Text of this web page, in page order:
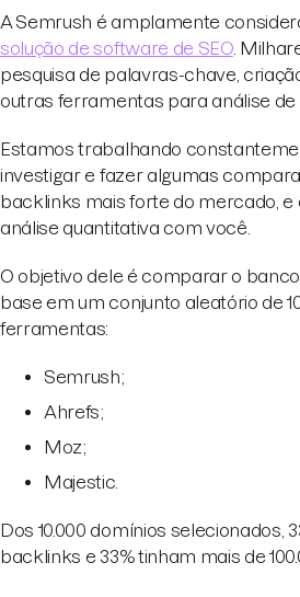
A Semrush é amplamente
solução de software de SEO.
pesquisa de palavras-chave,
outras ferramentas para análise de
Estamos trabalhando
investigar e fazer algumas
backlinks mais forte do mercado,
análise quantitativa com você.
O objetivo dele é comparar o
base em um conjunto aleatório de
ferramentas:
Semrush;
Ahrefs;
Moz;
Majestic.
Dos 10.000 domínios selecionados,
backlinks e 33% tinham mais de